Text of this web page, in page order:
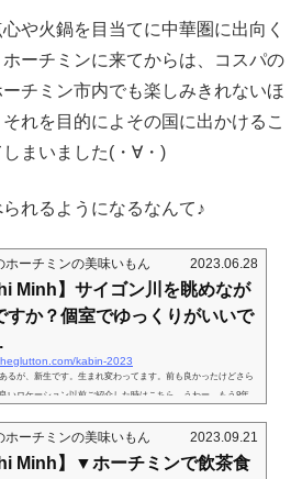
や火鍋を目当てに中華圏に出向く
ーチミンに来てからは、コスパの
チミン市内でも楽しみきれないほ
れを目的によその国に出かけるこ
まいました(・∀・)
れるようになるなんて♪
ーチミンの美味いもん 2023.06.28
Minh】サイゴン川を眺めなが
すか？個室でゆっくりがいいで
kabin-2023
るが、新生です。生まれ変わってます。前も良かったけどさら
いロケーション以前ご紹介した時はこちら。うわー。もう8年
Riverside Hotel Saigonのロビーから螺旋階段を上がった先の
サイゴン川を見下ろせる席はいっぱいだったのですが、個室！
ーチミンの美味いもん 2023.09.21
Minh】▼ホーチミンで飲茶食